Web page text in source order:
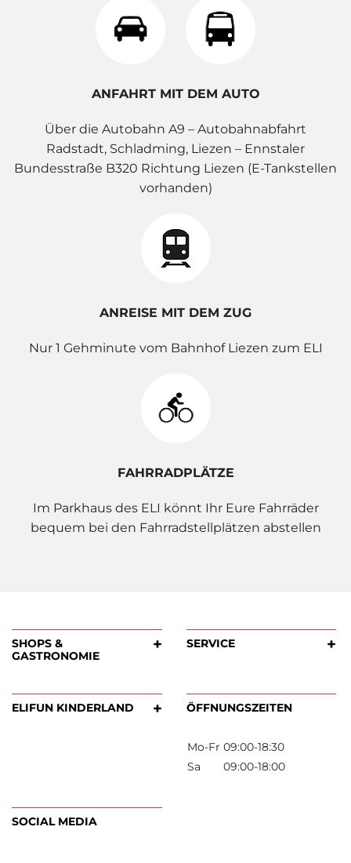
ANFAHRT MIT DEM AUTO
Über die Autobahn A9 – Autobahnabfahrt
Radstadt, Schladming, Liezen – Ennstaler
Bundesstraße B320 Richtung Liezen (E-Tankstellen
vorhanden)
ANREISE MIT DEM ZUG
Nur 1 Gehminute vom Bahnhof Liezen zum ELI
FAHRRADPLÄTZE
Im Parkhaus des ELI könnt Ihr Eure Fahrräder
bequem bei den Fahrradstellplätzen abstellen